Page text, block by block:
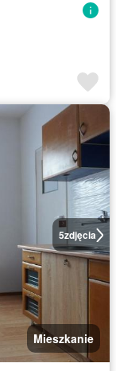
5zdjęcia
Mieszkanie